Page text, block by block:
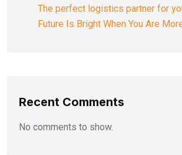
The perfect logistics partner for
Future Is Bright When You Are
Recent Comments
No comments to show.